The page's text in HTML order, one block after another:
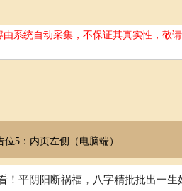
系统自动采集，不保证其真实性，敬
位5：内页左侧（电脑端）
！平阴阳断祸福，八字精批批出一生